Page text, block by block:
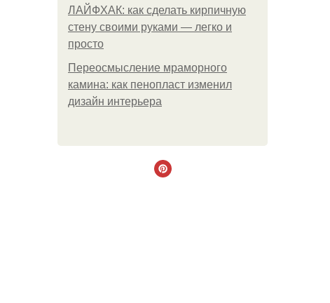
ЛАЙФХАК: как сделать кирпичную
стену своими руками — легко и
просто
Переосмысление мраморного
камина: как пенопласт изменил
дизайн интерьера